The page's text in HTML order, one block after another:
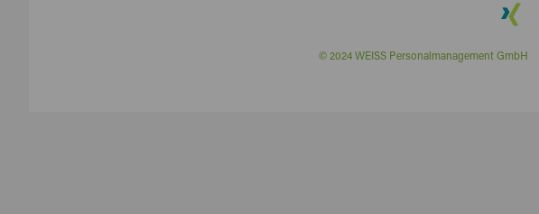
© 2024 WEISS Personalmanagement